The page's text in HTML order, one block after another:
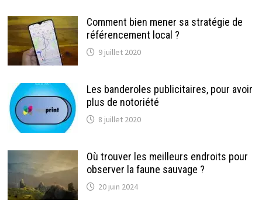
Comment bien mener sa stratégie de
référencement local ?
9 juillet 2020
Les banderoles publicitaires, pour avoir
plus de notoriété
8 juillet 2020
Où trouver les meilleurs endroits pour
observer la faune sauvage ?
20 juin 2024